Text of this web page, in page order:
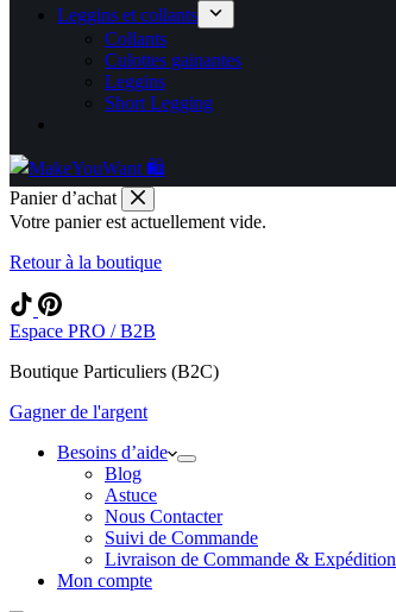
Leggins et collants
Collants
Culottes gainantes
Leggins
Short Legging
Panier d’achat
Votre panier est actuellement vide.
Retour à la boutique
Espace PRO / B2B
Boutique Particuliers (B2C)
Gagner de l'argent
Besoins d’aide
Blog
Astuce
Nous Contacter
Suivi de Commande
Livraison de Commande & Expédition
Mon compte